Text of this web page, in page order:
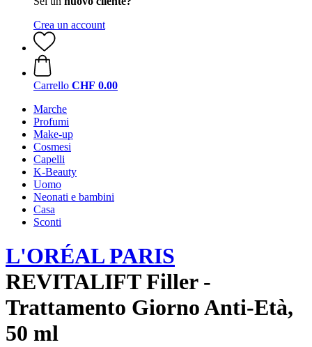
Crea un account
Carrello CHF 0.00
Marche
Profumi
Make-up
Cosmesi
Capelli
K-Beauty
Uomo
Neonati e bambini
Casa
Sconti
L'ORÉAL PARIS
REVITALIFT Filler -
Trattamento Giorno Anti-Età,
50 ml